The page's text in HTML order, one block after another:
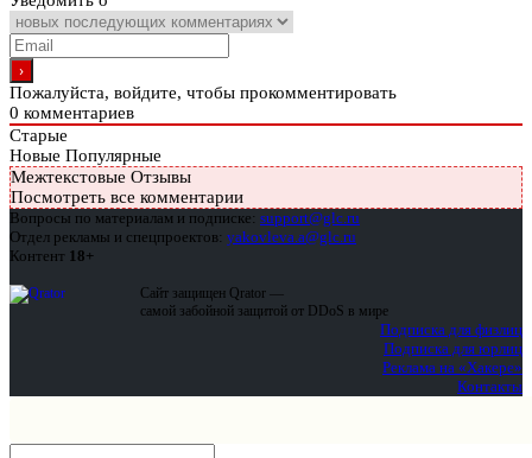
Пожалуйста, войдите, чтобы прокомментировать
0 комментариев
Старые
Новые Популярные
Межтекстовые Отзывы
Посмотреть все комментарии
Вопросы по материалам и подписке: support@glc.ru
Отдел рекламы и спецпроектов: yakovleva.a@glc.ru
Контент 18+
Сайт защищен Qrator —
самой забойной защитой от DDoS в мире
Подписка для физлиц
Подписка для юрлиц
Реклама на «Хакере»
Контакты